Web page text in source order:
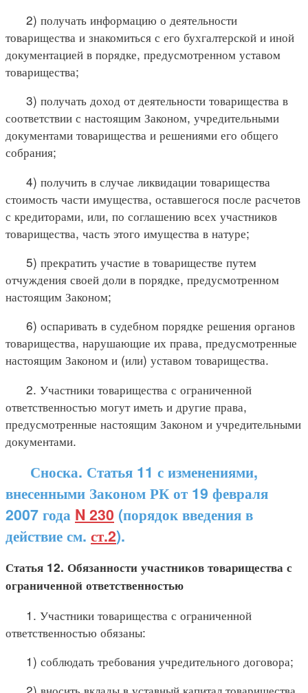
2) получать информацию о деятельности
товарищества и знакомиться с его бухгалтерской и иной
документацией в порядке, предусмотренном уставом
товарищества;
3) получать доход от деятельности товарищества в
соответствии с настоящим Законом, учредительными
документами товарищества и решениями его общего
собрания;
4) получить в случае ликвидации товарищества
стоимость части имущества, оставшегося после расчетов
с кредиторами, или, по соглашению всех участников
товарищества, часть этого имущества в натуре;
5) прекратить участие в товариществе путем
отчуждения своей доли в порядке, предусмотренном
настоящим Законом;
6) оспаривать в судебном порядке решения органов
товарищества, нарушающие их права, предусмотренные
настоящим Законом и (или) уставом товарищества.
2. Участники товарищества с ограниченной
ответственностью могут иметь и другие права,
предусмотренные настоящим Законом и учредительными
документами.
Сноска. Статья 11 с изменениями,
внесенными Законом РК от 19 февраля
2007 года N 230 (порядок введения в
действие см. ст.2).
Статья 12. Обязанности участников товарищества с
ограниченной ответственностью
1. Участники товарищества с ограниченной
ответственностью обязаны:
1) соблюдать требования учредительного договора;